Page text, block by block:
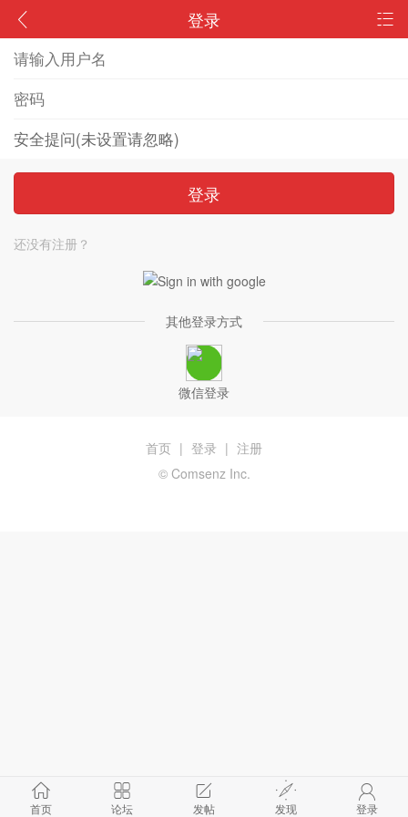
登录
登录
还没有注册？
其他登录方式
微信登录
首页 论坛 发帖 发现 登录
首页 | 登录 | 注册
© Comsenz Inc.